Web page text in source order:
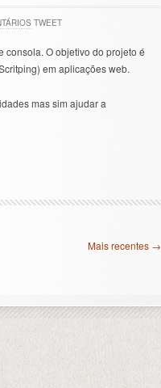
TWEET
consola. O objetivo do projeto é
em aplicações web.
mas sim ajudar a
Mais recentes →